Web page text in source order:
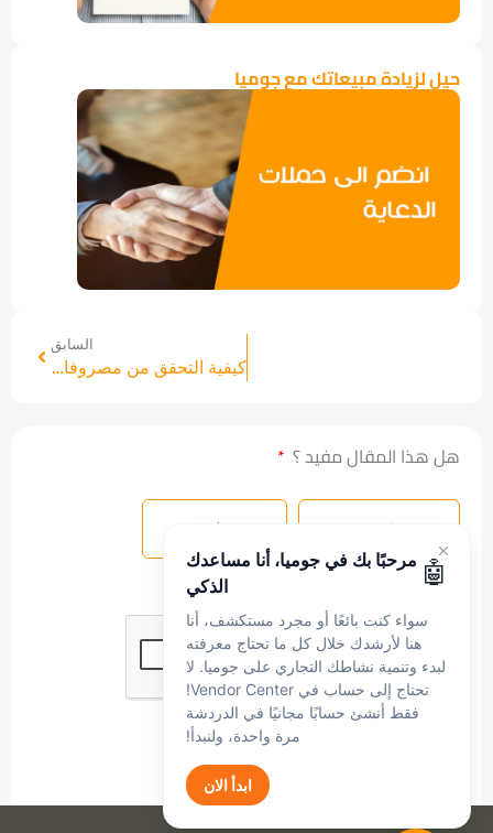
حيل لزيادة مبيعاتك مع جوميا
السابق
كيفية التحقق من مصروفات إعلانات جوميا مع كشف حساب مركز البائع
هل هذا المقال مفيد ؟
نعم لا
🤖 مرحبًا بك في جوميا، أنا مساعدك
الذكي
سواء كنت بائعًا أو مجرد مستكشف، أنا
هنا لأرشدك خلال كل ما تحتاج معرفته
لبدء وتنمية نشاطك التجاري على جوميا. لا
تحتاج إلى حساب في Vendor Center!
فقط أنشئ حسابًا مجانيًا في الدردشة
مرة واحدة، ولنبدأ!
ابدأ الان